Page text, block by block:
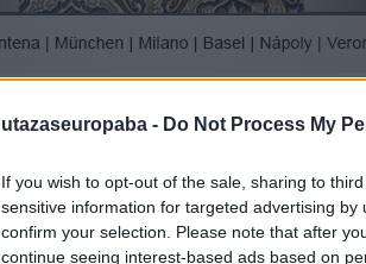
utazaseuropaba - Do Not Process My
If you wish to opt-out of the sale, sharing to
sensitive information for targeted advertising
confirm your selection. Please note that after
continue seeing interest-based ads based on
Schaffhausen Switzerland Schweiz Neuhausen